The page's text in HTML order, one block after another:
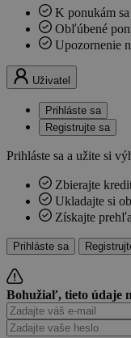
K ponukám
Obľúbené
Upozornenie
Uživatel
Prihláste sa
Registrujte sa
Prihláste sa a užite si
Zbierajte
Ukladajte si
Získajte
Prihláste sa
Bohužiaľ, tieto údaje